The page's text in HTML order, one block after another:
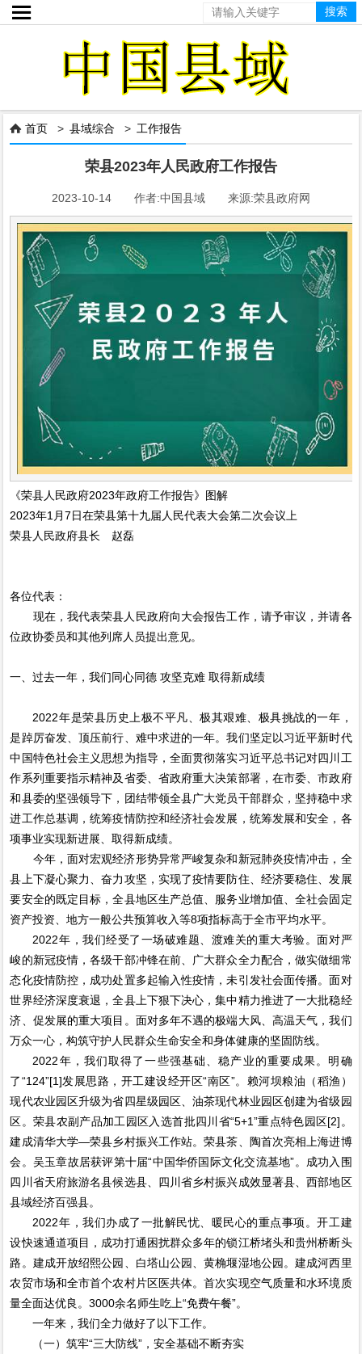

 首页 >县域综合 > 工作报告
荣县2023年人民政府工作报告
2023-10-14 作者:中国县域 来源:荣县政府网
《荣县人民政府2023年政府工作报告》图解
2023年1月7日在荣县第十九届人民代表大会第二次会议上
荣县人民政府县长 赵磊
各位代表：
现在，我代表荣县人民政府向大会报告工作，请予审议，并请各
位政协委员和其他列席人员提出意见。
一、过去一年，我们同心同德 攻坚克难 取得新成绩
2022年是荣县历史上极不平凡、极其艰难、极具挑战的一年，
是踔厉奋发、顶压前行、难中求进的一年。我们坚定以习近平新时代
中国特色社会主义思想为指导，全面贯彻落实习近平总书记对四川工
作系列重要指示精神及省委、省政府重大决策部署，在市委、市政府
和县委的坚强领导下，团结带领全县广大党员干部群众，坚持稳中求
进工作总基调，统筹疫情防控和经济社会发展，统筹发展和安全，各
项事业实现新进展、取得新成绩。
今年，面对宏观经济形势异常严峻复杂和新冠肺炎疫情冲击，全
县上下凝心聚力、奋力攻坚，实现了疫情要防住、经济要稳住、发展
要安全的既定目标，全县地区生产总值、服务业增加值、全社会固定
资产投资、地方一般公共预算收入等8项指标高于全市平均水平。
2022年，我们经受了一场破难题、渡难关的重大考验。面对严
峻的新冠疫情，各级干部冲锋在前、广大群众全力配合，做实做细常
态化疫情防控，成功处置多起输入性疫情，未引发社会面传播。面对
世界经济深度衰退，全县上下狠下决心，集中精力推进了一大批稳经
济、促发展的重大项目。面对多年不遇的极端大风、高温天气，我们
万众一心，构筑守护人民群众生命安全和身体健康的坚固防线。
2022年，我们取得了一些强基础、稳产业的重要成果。明确
了“124”[1]发展思路，开工建设经开区“南区”。赖河坝粮油（稻渔）
现代农业园区升级为省四星级园区、油茶现代林业园区创建为省级园
区。荣县农副产品加工园区入选首批四川省“5+1”重点特色园区[2]。
建成清华大学—荣县乡村振兴工作站。荣县茶、陶首次亮相上海进博
会。吴玉章故居获评第十届“中国华侨国际文化交流基地”。成功入围
四川省天府旅游名县候选县、四川省乡村振兴成效显著县、西部地区
县域经济百强县。
2022年，我们办成了一批解民忧、暖民心的重点事项。开工建
设快速通道项目，成功打通困扰群众多年的锁江桥堵头和贵州桥断头
路。建成开放绍熙公园、白塔山公园、黄桷堰湿地公园。建成河西里
农贸市场和全市首个农村片区医共体。首次实现空气质量和水环境质
量全面达优良。3000余名师生吃上“免费午餐”。
一年来，我们全力做好了以下工作。
（一）筑牢“三大防线”，安全基础不断夯实